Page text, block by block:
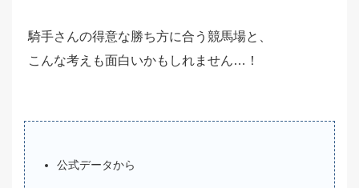
騎手さんの得意な勝ち方に合う競馬場と、
こんな考えも面白いかもしれません…！
公式データから